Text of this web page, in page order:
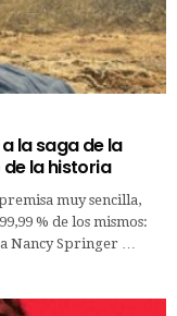
la saga de la
la historia
muy sencilla,
% de los mismos:
Nancy Springer …